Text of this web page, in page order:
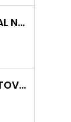
PROLINE OBAL NA AKUSTICKOU KYTARU S 5 MM POLSTROVÁNÍM
PROLINE NOTOVÝ PULT ODLEHČENÝ